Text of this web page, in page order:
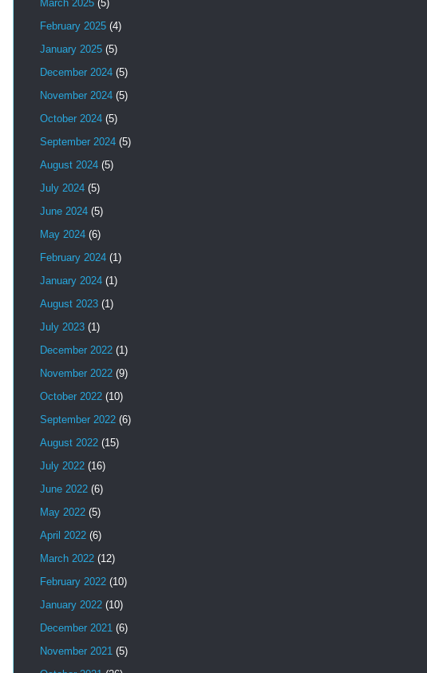
March 2025 (5)
February 2025 (4)
January 2025 (5)
December 2024 (5)
November 2024 (5)
October 2024 (5)
September 2024 (5)
August 2024 (5)
July 2024 (5)
June 2024 (5)
May 2024 (6)
February 2024 (1)
January 2024 (1)
August 2023 (1)
July 2023 (1)
December 2022 (1)
November 2022 (9)
October 2022 (10)
September 2022 (6)
August 2022 (15)
July 2022 (16)
June 2022 (6)
May 2022 (5)
April 2022 (6)
March 2022 (12)
February 2022 (10)
January 2022 (10)
December 2021 (6)
November 2021 (5)